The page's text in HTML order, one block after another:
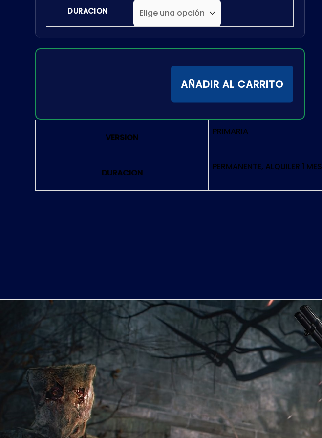
DURACION
AÑADIR AL CARRITO
VERSION
PRIMARIA
DURACION
PERMANENTE, ALQUILER 1 MES